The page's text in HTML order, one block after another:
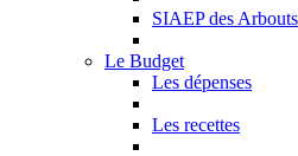
SIAEP des Arbouts
Le Budget
Les dépenses
Les recettes